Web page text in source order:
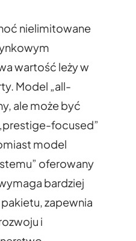
nielimitowane
wartość leży w
Model „all-
ale może być
focused”
model
oferowany
bardziej
zapewnia
i